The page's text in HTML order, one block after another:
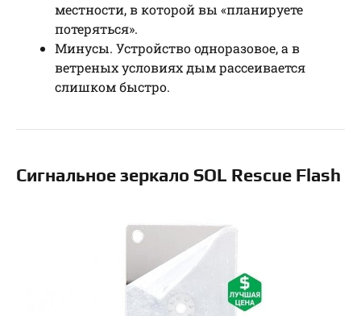
местности, в которой вы «планируете
потеряться».
Минусы. Устройство одноразовое, а в
ветреных условиях дым рассеивается
слишком быстро.
Сигнальное зеркало SOL Rescue Flash